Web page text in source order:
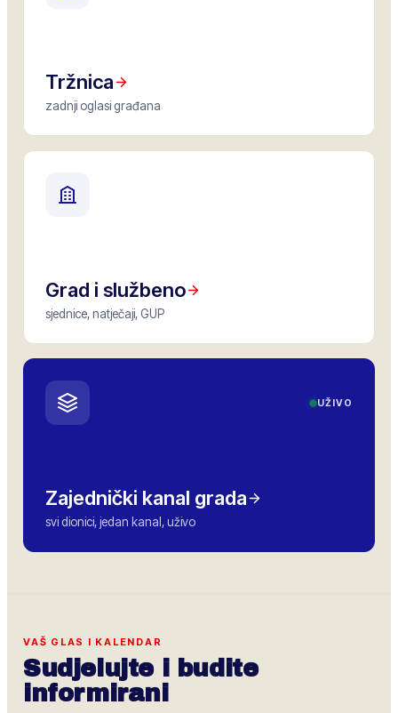
Tržnica
zadnji oglasi građana
Grad i službeno
sjednice, natječaji, GUP
UŽIVO
Zajednički kanal grada
svi dionici, jedan kanal, uživo
VAŠ GLAS I KALENDAR
Sudjelujte i budite
informirani